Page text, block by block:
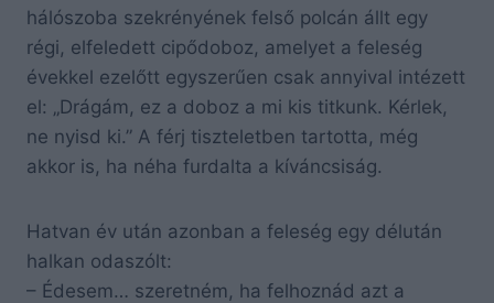
hálószoba szekrényének felső polcán állt egy
régi, elfeledett cipődoboz, amelyet a feleség
évekkel ezelőtt egyszerűen csak annyival intézett
el: „Drágám, ez a doboz a mi kis titkunk. Kérlek,
ne nyisd ki.” A férj tiszteletben tartotta, még
akkor is, ha néha furdalta a kíváncsiság.
Hatvan év után azonban a feleség egy délután
halkan odaszólt:
– Édesem… szeretném, ha felhoznád azt a